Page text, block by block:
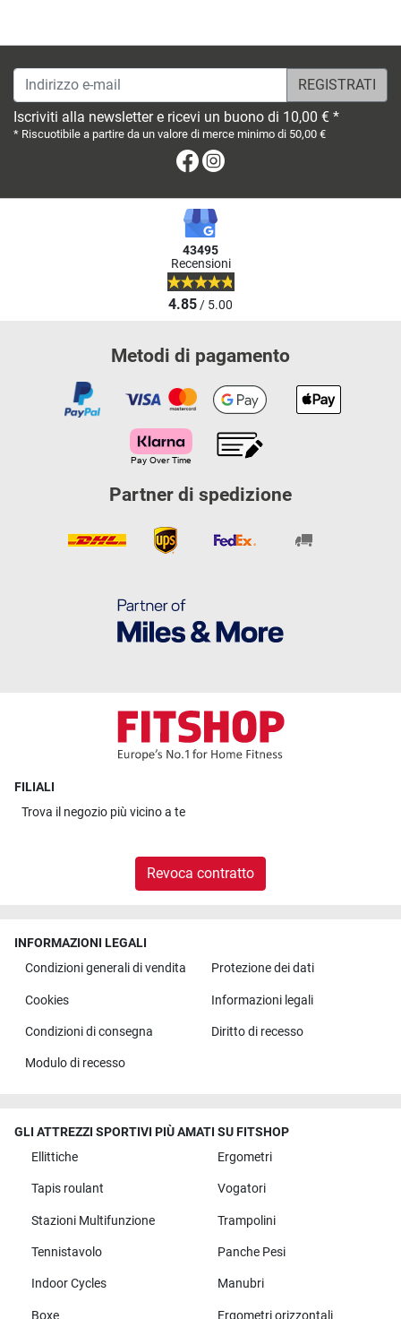
Indirizzo e-mail
Iscriviti alla newsletter e ricevi un buono di 10,00 € *
* Riscuotibile a partire da un valore di merce minimo di 50,00 €
Facebook
43495
Recensioni
4.85/ 5.00
Metodi di pagamento
Partner di spedizione
FILIALI
Trova il negozio più vicino a te
Revoca contratto
INFORMAZIONI LEGALI
Condizioni generali di vendita
Protezione dei dati
Cookies Informazioni legali
Condizioni di consegna Diritto di recesso
Modulo di recesso
GLI ATTREZZI SPORTIVI PIÙ AMATI SU FITSHOP
Ellittiche
Ergometri
Tapis roulant Vogatori
Stazioni Multifunzione Trampolini
Tennistavolo Panche Pesi
Indoor Cycles Manubri
Boxe Ergometri orizzontali